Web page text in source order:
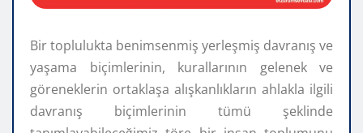
Bir toplulukta benimsenmiş yerleşmiş davranış ve
yaşama biçimlerinin, kurallarının gelenek ve
göreneklerin ortaklaşa alışkanlıkların ahlakla ilgili
davranış biçimlerinin tümü şeklinde